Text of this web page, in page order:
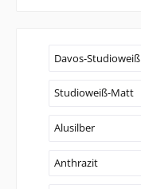
Davos-Studioweiß
Studioweiß-Matt
Alusilber
Anthrazit